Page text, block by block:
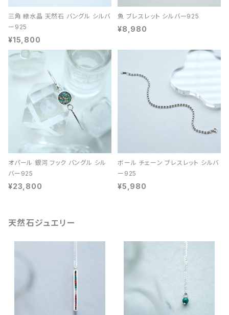
三角 緑水晶 天然石 バングル シルバ
ー925
¥15,800
魚 ブレスレット シルバー925
¥8,980
オパール 銀河 フック バングル シル
バー925
¥23,800
ボール チェーン ブレスレット シルバ
ー925
¥5,980
天然石ジュエリー